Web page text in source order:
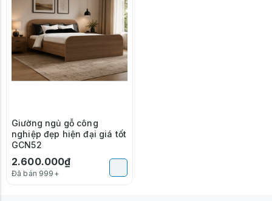
Giường ngủ gỗ công
nghiệp đẹp hiện đại giá tốt
GCN52
2.600.000₫
Đã bán 999+